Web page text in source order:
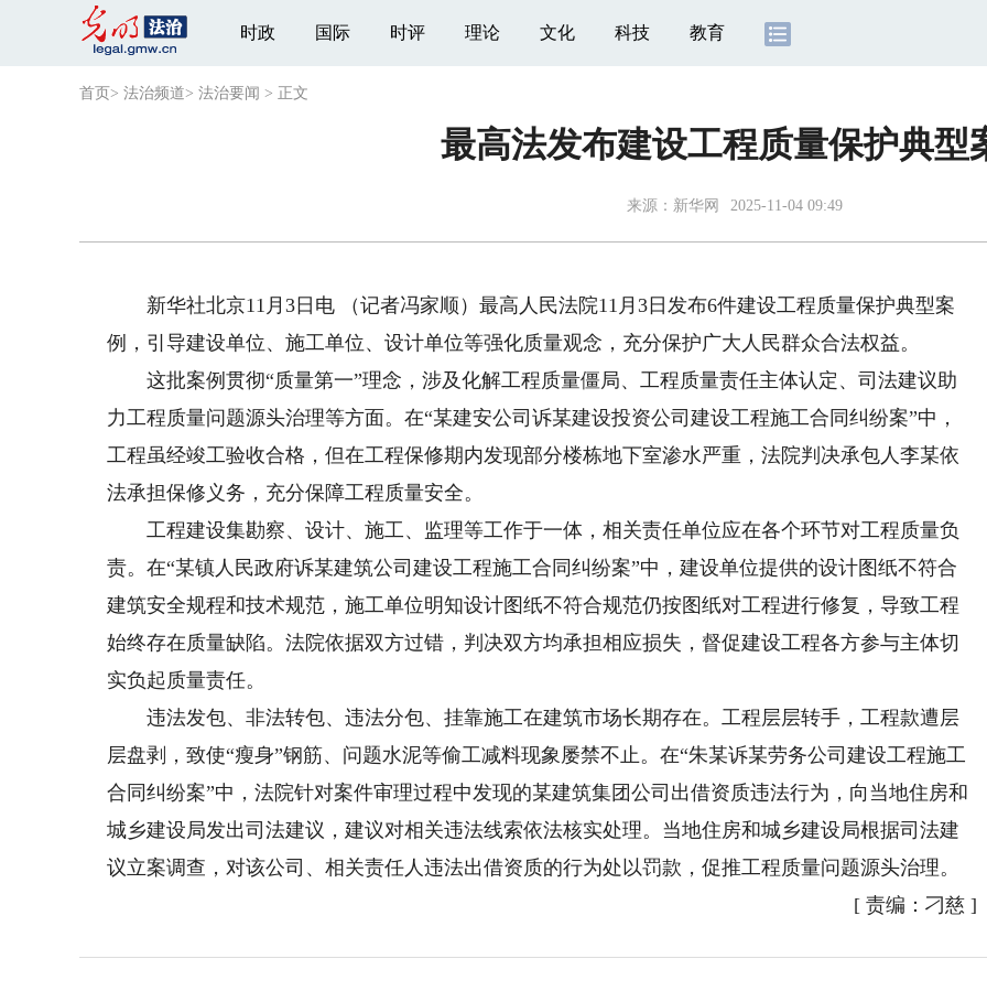
时政 国际 时评 理论 文化 科技 教育
首页 > 法治频道> 法治要闻 > 正文
最高法发布建设工程质量保护典型
来源： 新华网 2025-11-04 09:49
新华社北京11月3日电 （记者冯家顺）最高人民法院11月3日发布6件建设工程质量保护典型案
例，引导建设单位、施工单位、设计单位等强化质量观念，充分保护广大人民群众合法权益。
这批案例贯彻“质量第一”理念，涉及化解工程质量僵局、工程质量责任主体认定、司法建议助
力工程质量问题源头治理等方面。在“某建安公司诉某建设投资公司建设工程施工合同纠纷案”中，
工程虽经竣工验收合格，但在工程保修期内发现部分楼栋地下室渗水严重，法院判决承包人李某依
法承担保修义务，充分保障工程质量安全。
工程建设集勘察、设计、施工、监理等工作于一体，相关责任单位应在各个环节对工程质量负
责。在“某镇人民政府诉某建筑公司建设工程施工合同纠纷案”中，建设单位提供的设计图纸不符合
建筑安全规程和技术规范，施工单位明知设计图纸不符合规范仍按图纸对工程进行修复，导致工程
始终存在质量缺陷。法院依据双方过错，判决双方均承担相应损失，督促建设工程各方参与主体切
实负起质量责任。
违法发包、非法转包、违法分包、挂靠施工在建筑市场长期存在。工程层层转手，工程款遭层
层盘剥，致使“瘦身”钢筋、问题水泥等偷工减料现象屡禁不止。在“朱某诉某劳务公司建设工程施工
合同纠纷案”中，法院针对案件审理过程中发现的某建筑集团公司出借资质违法行为，向当地住房和
城乡建设局发出司法建议，建议对相关违法线索依法核实处理。当地住房和城乡建设局根据司法建
议立案调查，对该公司、相关责任人违法出借资质的行为处以罚款，促推工程质量问题源头治理。
[ 责编：刁慈 ]